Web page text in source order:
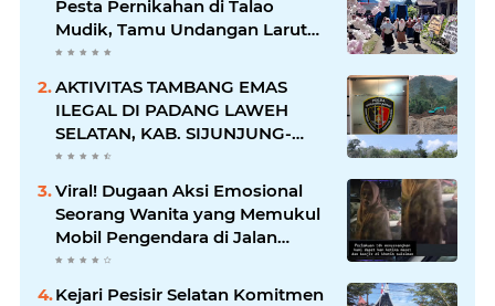
Pesta Pernikahan di Talao
Mudik, Tamu Undangan Larut
dalam Suasana Penuh
AKTIVITAS TAMBANG EMAS
ILEGAL DI PADANG LAWEH
SELATAN, KAB. SIJUNJUNG-
SUMBAR SEMAKIN
MERAJALELA
Viral! Dugaan Aksi Emosional
Seorang Wanita yang Memukul
Mobil Pengendara di Jalan
Khatib Sulaiman
Kejari Pesisir Selatan Komitmen